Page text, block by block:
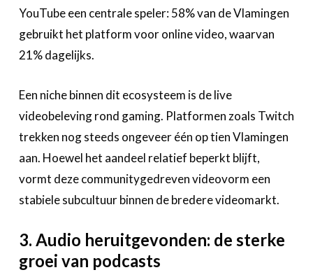
YouTube een centrale speler: 58% van de Vlamingen
gebruikt het platform voor online video, waarvan
21% dagelijks.
Een niche binnen dit ecosysteem is de live
videobeleving rond gaming. Platformen zoals Twitch
trekken nog steeds ongeveer één op tien Vlamingen
aan. Hoewel het aandeel relatief beperkt blijft,
vormt deze communitygedreven videovorm een
stabiele subcultuur binnen de bredere videomarkt.
3. Audio heruitgevonden: de sterke
groei van podcasts